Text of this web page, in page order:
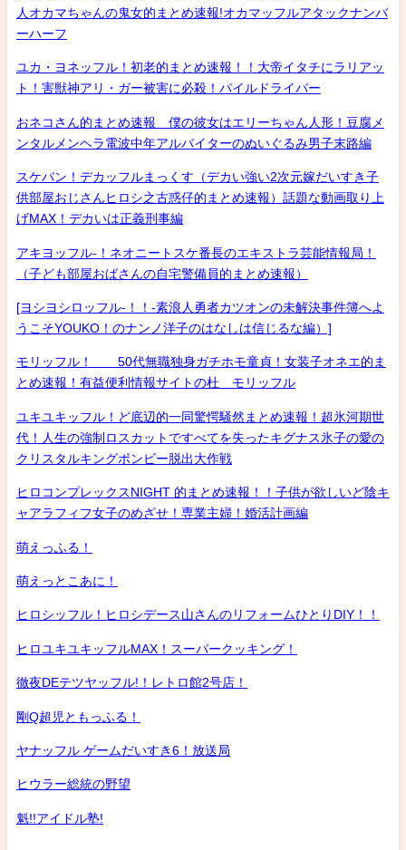
人オカマちゃんの鬼女的まとめ速報!オカマッフルアタックナンバ
ーハーフ
ユカ・ヨネッフル！初老的まとめ速報！！大帝イタチにラリアッ
ト！害獣神アリ・ガー被害に必殺！パイルドライバー
おネコさん的まとめ速報 僕の彼女はエリーちゃん人形！豆腐メ
ンタルメンヘラ電波中年アルバイターのぬいぐるみ男子末路編
スケバン！デカッフルまっくす（デカい強い2次元嫁だいすき子
供部屋おじさんヒロシ之古惑仔的まとめ速報）話題な動画取り上
げMAX！デカいは正義刑事編
アキヨッフル-！ネオニートスケ番長のエキストラ芸能情報局！
（子ども部屋おばさんの自宅警備員的まとめ速報）
[ヨシヨシロッフル-！！-素浪人勇者カツオンの未解決事件簿へよ
うこそYOUKO！のナンノ洋子のはなしは信じるな編）]
モリッフル！ 50代無職独身ガチホモ童貞！女装子オネエ的ま
とめ速報！有益便利情報サイトの杜 モリッフル
ユキユキッフル！ど底辺的一同驚愕騒然まとめ速報！超氷河期世
代！人生の強制ロスカットですべてを失ったキグナス氷子の愛の
クリスタルキングボンビー脱出大作戦
ヒロコンプレックスNIGHT 的まとめ速報！！子供が欲しいど陰キ
ャアラフィフ女子のめざせ！専業主婦！婚活計画編
萌えっふる！
萌えっとこあに！
ヒロシッフル！ヒロシデース山さんのリフォームひとりDIY！！
ヒロユキユキッフルMAX！スーパークッキング！
徹夜DEテツヤッフル!！レトロ館2号店！
剛Q超児ともっふる！
ヤナッフル ゲームだいすき6！放送局
ヒウラー総統の野望
魁!!アイドル塾!